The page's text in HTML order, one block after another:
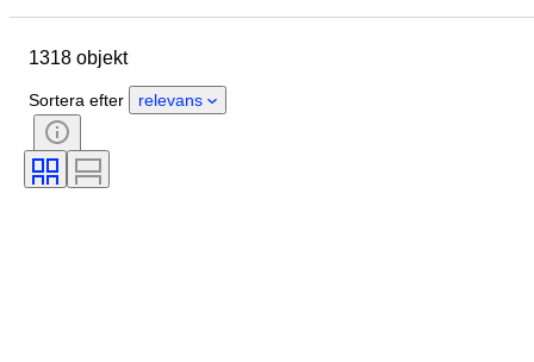
Material
Certifiering
Ämne
Stil
Färg
Konstnär
1318 objekt
Sortera efter relevans